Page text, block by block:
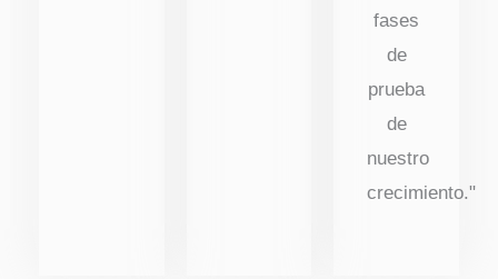
fases
de
prueba
de
nuestro
crecimiento."